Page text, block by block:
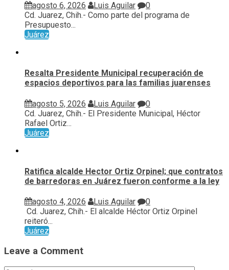
agosto 6, 2026 Luis Aguilar
0
Cd. Juarez, Chih.- Como parte del programa de
Presupuesto...
Juárez
Resalta Presidente Municipal recuperación de
espacios deportivos para las familias juarenses
agosto 5, 2026 Luis Aguilar
0
Cd. Juarez, Chih.- El Presidente Municipal, Héctor
Rafael Ortiz...
Juárez
Ratifica alcalde Hector Ortiz Orpinel; que contratos
de barredoras en Juárez fueron conforme a la ley
agosto 4, 2026 Luis Aguilar
0
Cd. Juarez, Chih.- El alcalde Héctor Ortiz Orpinel
reiteró...
Juárez
Leave a Comment